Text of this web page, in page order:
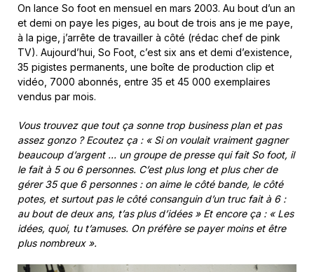
On lance So foot en mensuel en mars 2003. Au bout d’un an
et demi on paye les piges, au bout de trois ans je me paye,
à la pige, j’arrête de travailler à côté (rédac chef de pink
TV). Aujourd’hui, So Foot, c’est six ans et demi d’existence,
35 pigistes permanents, une boîte de production clip et
vidéo, 7000 abonnés, entre 35 et 45 000 exemplaires
vendus par mois.
Vous trouvez que tout ça sonne trop business plan et pas
assez gonzo ? Ecoutez ça : « Si on voulait vraiment gagner
beaucoup d’argent … un groupe de presse qui fait So foot, il
le fait à 5 ou 6 personnes. C’est plus long et plus cher de
gérer 35 que 6 personnes : on aime le côté bande, le côté
potes, et surtout pas le côté consanguin d’un truc fait à 6 :
au bout de deux ans, t’as plus d’idées » Et encore ça : « Les
idées, quoi, tu t’amuses. On préfère se payer moins et être
plus nombreux ».